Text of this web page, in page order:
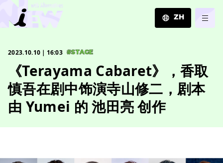
ZH
2023.10.10｜16:03 #STAGE
《Terayama Cabaret》，香取
慎吾在剧中饰演寺山修二，剧本
由 Yumei 的 池田亮 创作